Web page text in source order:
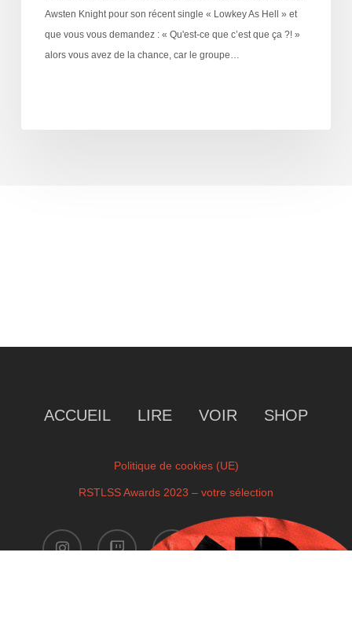
Awsten Knight pour son récent single « Lowkey As Hell » et
que vous vous demandez : « Qu'est-ce que c’est que ça ?! »
alors vous avez de la chance, car le groupe…
ACCUEIL LIRE VOIR SHOP
Politique de cookies (UE)
RSTLSS Awards 2023 – votre sélection
instagram twitch facebook youtube
x-
twitter